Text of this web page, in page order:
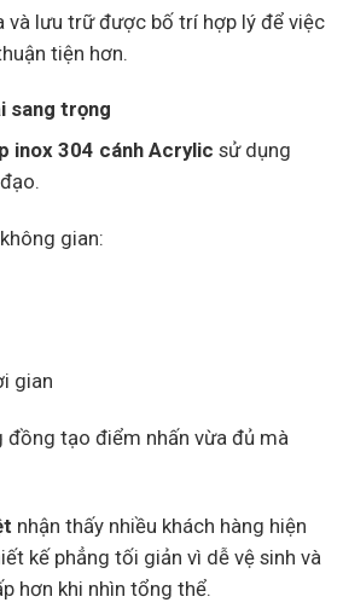
và lưu trữ được bố trí hợp lý để việc
tiện hơn.
sang trọng
inox 304 cánh Acrylic sử dụng
gian:
gian
đồng tạo điểm nhấn vừa đủ mà
nhận thấy nhiều khách hàng hiện
kế phẳng tối giản vì dễ vệ sinh và
hơn khi nhìn tổng thể.